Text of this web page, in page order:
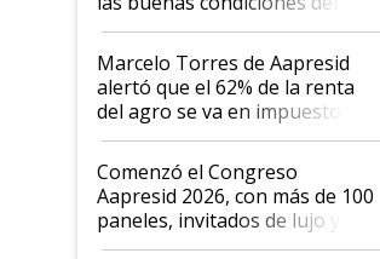
agro argentino para invertir:
"Los veo más motivados"
Marcelo Torres de Aapresid
alertó que el 62% de la renta
del agro se va en impuestos:
"No es bueno que en
Argentina se sigan discutiendo
las mismas cosas de hace 50
años"
Comenzó el Congreso
Aapresid 2026, con más de 100
paneles, invitados de lujo y
todas las tendencias